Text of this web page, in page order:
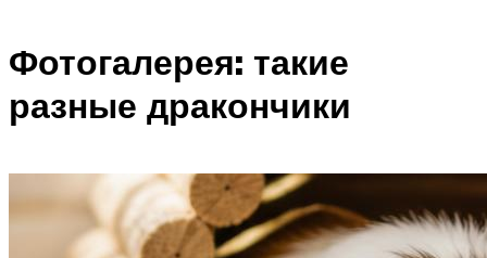
Фотогалерея: такие
разные дракончики